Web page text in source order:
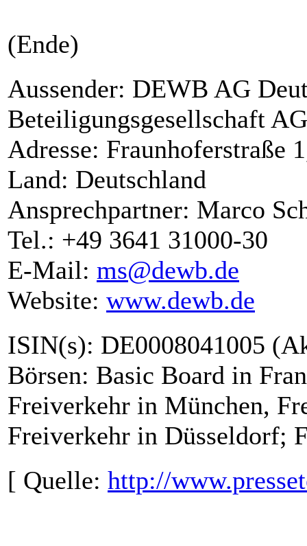
(Ende)
Aussender: DEWB AG
Beteiligungsgesellschaft AG
Adresse: Fraunhoferstraße
Land: Deutschland
Ansprechpartner: Marco
Tel.: +49 3641 31000-30
E-Mail: ms@dewb.de
Website: www.dewb.de
ISIN(s): DE0008041005
Börsen: Basic Board in
Freiverkehr in München,
Freiverkehr in Düsseldorf;
[ Quelle: http://